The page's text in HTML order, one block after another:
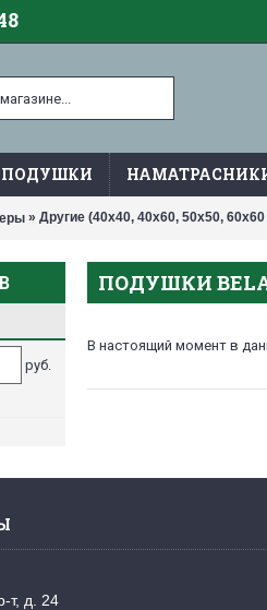
ПОДУШКИ
» Другие (40х40, 40х60, 50х50,
руб.
ПОДУШКИ
В настоящий момент в
т, д. 24